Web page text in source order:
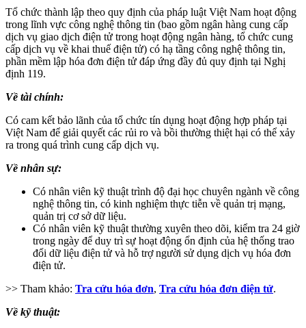
Tổ chức thành lập theo quy định của pháp luật Việt Nam hoạt động
trong lĩnh vực công nghệ thông tin (bao gồm ngân hàng cung cấp
dịch vụ giao dịch điện tử trong hoạt động ngân hàng, tổ chức cung
cấp dịch vụ về khai thuế điện tử) có hạ tầng công nghệ thông tin,
phần mềm lập hóa đơn điện tử đáp ứng đầy đủ quy định tại Nghị
định 119.
Về tài chính:
Có cam kết bảo lãnh của tổ chức tín dụng hoạt động hợp pháp tại
Việt Nam để giải quyết các rủi ro và bồi thường thiệt hại có thể xảy
ra trong quá trình cung cấp dịch vụ.
Về nhân sự:
Có nhân viên kỹ thuật trình độ đại học chuyên ngành về công
nghệ thông tin, có kinh nghiệm thực tiễn về quản trị mạng,
quản trị cơ sở dữ liệu.
Có nhân viên kỹ thuật thường xuyên theo dõi, kiểm tra 24 giờ
trong ngày để duy trì sự hoạt động ổn định của hệ thống trao
đổi dữ liệu điện tử và hỗ trợ người sử dụng dịch vụ hóa đơn
điện tử.
>> Tham khảo: Tra cứu hóa đơn, Tra cứu hóa đơn điện tử.
Về kỹ thuật: